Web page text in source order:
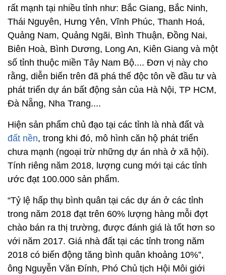
rất mạnh tại nhiều tỉnh như: Bắc Giang, Bắc Ninh,
Thái Nguyên, Hưng Yên, Vĩnh Phúc, Thanh Hoá,
Quảng Nam, Quảng Ngãi, Bình Thuận, Đồng Nai,
Biên Hoà, Bình Dương, Long An, Kiên Giang và một
số tỉnh thuộc miền Tây Nam Bộ.... Đơn vị này cho
rằng, diễn biến trên đã phá thế độc tôn về đầu tư và
phát triển dự án bất động sản của Hà Nội, TP HCM,
Đà Nẵng, Nha Trang....
Hiện sản phẩm chủ đạo tại các tỉnh là nhà đất và
đất nền, trong khi đó, mô hình căn hộ phát triển
chưa mạnh (ngoại trừ những dự án nhà ở xã hội).
Tính riêng năm 2018, lượng cung mới tại các tỉnh
ước đạt 100.000 sản phẩm.
“Tỷ lệ hấp thụ bình quân tại các dự án ở các tỉnh
trong năm 2018 đạt trên 60% lượng hàng mỗi đợt
chào bán ra thị trường, được đánh giá là tốt hơn so
với năm 2017. Giá nhà đất tại các tỉnh trong năm
2018 có biến động tăng bình quân khoảng 10%”,
ông Nguyễn Văn Đính, Phó Chủ tịch Hội Môi giới